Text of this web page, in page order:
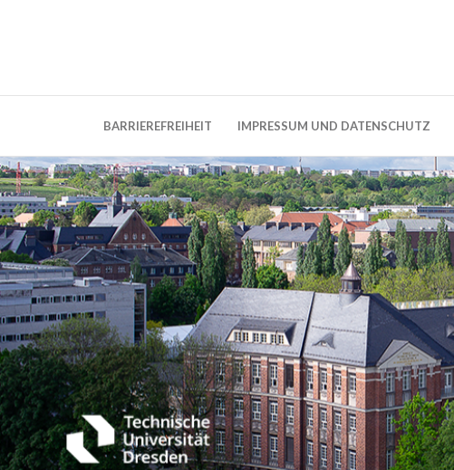
BARRIEREFREIHEIT IMPRESSUM UND DATENSCHUTZ